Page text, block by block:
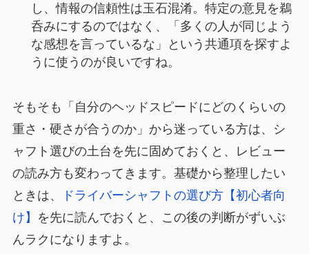
し、情報の信頼性は玉石混淆。特定の意見を鵜
呑みにするのではなく、「多くの人が同じよう
な感想を言っているな」という共通項を探すよ
うに使うのが良いですね。
そもそも「自分のヘッドスピードにどのくらいの
重さ・硬さが合うのか」から迷っている方は、シ
ャフト選びの土台を先に固めておくと、レビュー
の読み方も変わってきます。基礎から整理したい
ときは、
ドライバーシャフトの選び方【初心者向
け】
を先に読んでおくと、この後の判断がずいぶ
んラクになりますよ。